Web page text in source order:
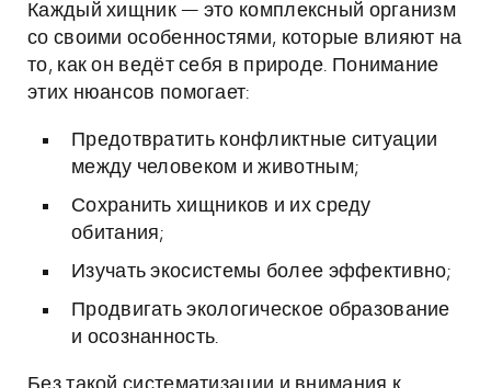
Каждый хищник — это комплексный организм
со своими особенностями, которые влияют на
то, как он ведёт себя в природе. Понимание
этих нюансов помогает:
Предотвратить конфликтные ситуации
между человеком и животным;
Сохранить хищников и их среду
обитания;
Изучать экосистемы более эффективно;
Продвигать экологическое образование
и осознанность.